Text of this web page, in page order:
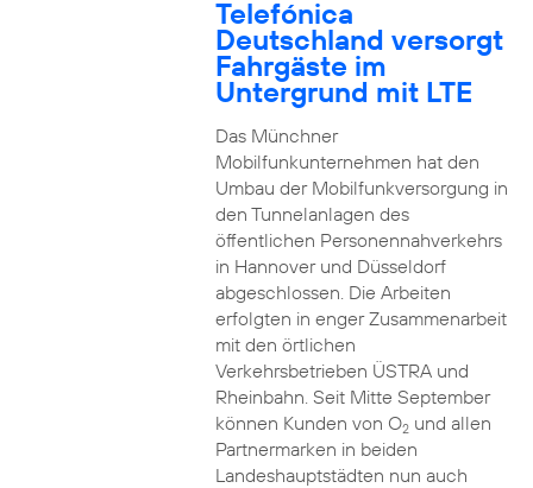
Telefónica
Deutschland versorgt
Fahrgäste im
Untergrund mit LTE
Das Münchner
Mobilfunkunternehmen hat den
Umbau der Mobilfunkversorgung in
den Tunnelanlagen des
öffentlichen Personennahverkehrs
in Hannover und Düsseldorf
abgeschlossen. Die Arbeiten
erfolgten in enger Zusammenarbeit
mit den örtlichen
Verkehrsbetrieben ÜSTRA und
Rheinbahn. Seit Mitte September
können Kunden von O2und allen
Partnermarken in beiden
Landeshauptstädten nun auch